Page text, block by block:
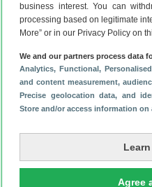
business interest. You can
processing based on legitimate
More” or in our Privacy Policy on
We and our partners process data
Analytics, Functional,
and content measurement,
Precise geolocation data, and
Store and/or access information on
Agree
Download
Schrijf je in